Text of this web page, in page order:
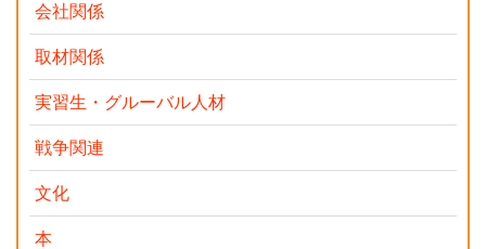
会社関係
取材関係
実習生・グルーバル人材
戦争関連
文化
本